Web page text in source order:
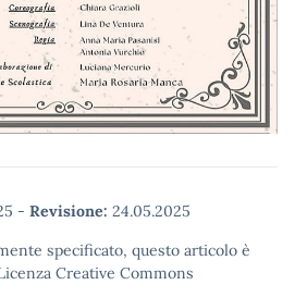
- Revisione: 24.05.2025
specificato, questo articolo è
Creative Commons